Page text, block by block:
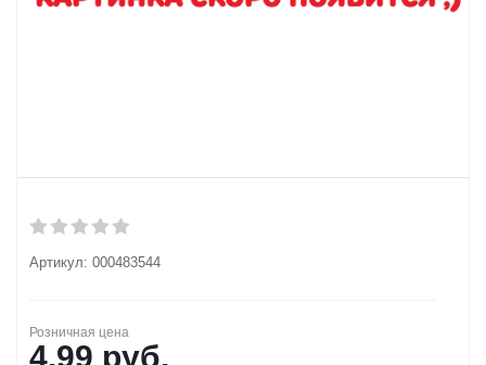
Артикул: 000483544
Розничная цена
4.99 руб.